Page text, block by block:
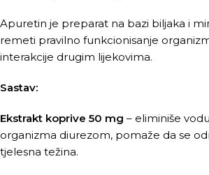
Apuretin je preparat na bazi biljaka i
remeti pravilno funkcionisanje
interakcije drugim lijekovima.
Sastav:
Ekstrakt koprive 50 mg – eliminiše
organizma diurezom, pomaže da se
tjelesna težina.